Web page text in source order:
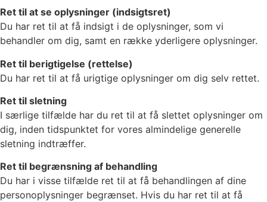
Ret til at se oplysninger (indsigtsret)
Du har ret til at få indsigt i de oplysninger, som vi
behandler om dig, samt en række yderligere oplysninger.
Ret til berigtigelse (rettelse)
Du har ret til at få urigtige oplysninger om dig selv rettet.
Ret til sletning
I særlige tilfælde har du ret til at få slettet oplysninger om
dig, inden tidspunktet for vores almindelige generelle
sletning indtræffer.
Ret til begrænsning af behandling
Du har i visse tilfælde ret til at få behandlingen af dine
personoplysninger begrænset. Hvis du har ret til at få